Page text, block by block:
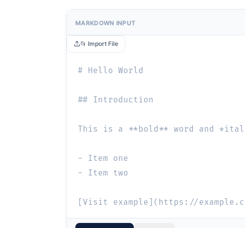
MARKDOWN INPUT
📂 Import File